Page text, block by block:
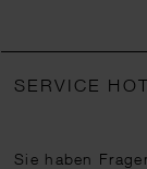
SERVICE
Sie haben